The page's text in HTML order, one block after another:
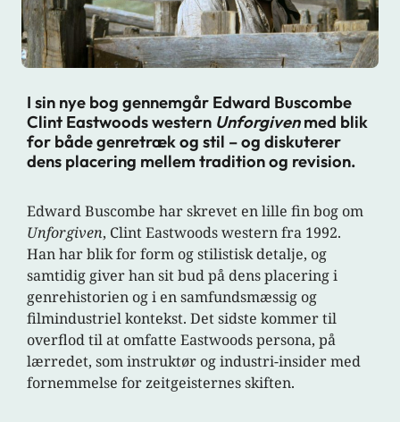
I sin nye bog gennemgår Edward Buscombe
Clint Eastwoods western Unforgivenmed blik
for både genretræk og stil – og diskuterer
dens placering mellem tradition og revision.
Edward Buscombe har skrevet en lille fin bog om
Unforgiven, Clint Eastwoods western fra 1992.
Han har blik for form og stilistisk detalje, og
samtidig giver han sit bud på dens placering i
genrehistorien og i en samfundsmæssig og
filmindustriel kontekst. Det sidste kommer til
overflod til at omfatte Eastwoods persona, på
lærredet, som instruktør og industri-insider med
fornemmelse for zeitgeisternes skiften.